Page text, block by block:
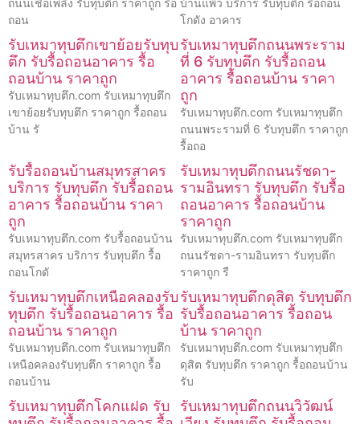
ถอน
โกดัง อาคาร
รับเหมาทุบตึกเขาย้อยรับทุบ
ตึก รับรื้อถอนอาคาร รื้อ
ถอนบ้าน ราคาถูก
รับเหมาทุบตึก.com รับเหมาทุบตึก
เขาย้อยรับทุบตึก ราคาถูก รื้อถอน
บ้าน รั
รับเหมาทุบตึกถนนพระราม
ที่ 6 รับทุบตึก รับรื้อถอน
อาคาร รื้อถอนบ้าน ราคา
ถูก
รับเหมาทุบตึก.com รับเหมาทุบตึก
ถนนพระรามที่ 6 รับทุบตึก ราคาถูก
รื้อถอ
รับรื้อถอนบ้านสมุทรสาคร
บริการ รับทุบตึก รับรื้อถอน
อาคาร รื้อถอนบ้าน ราคา
ถูก
รับเหมาทุบตึก.com รับรื้อถอนบ้าน
สมุทรสาคร บริการ รับทุบตึก รื้อ
ถอนโกดั
รับเหมาทุบตึกถนนรัชดา-
รามอินทรา รับทุบตึก รับรื้อ
ถอนอาคาร รื้อถอนบ้าน
ราคาถูก
รับเหมาทุบตึก.com รับเหมาทุบตึก
ถนนรัชดา-รามอินทรา รับทุบตึก
ราคาถูก รื
รับเหมาทุบตึกเหนือคลองรับ
ทุบตึก รับรื้อถอนอาคาร รื้อ
ถอนบ้าน ราคาถูก
รับเหมาทุบตึก.com รับเหมาทุบตึก
เหนือคลองรับทุบตึก ราคาถูก รื้อ
ถอนบ้าน
รับเหมาทุบตึกดุสิต รับทุบตึก
รับรื้อถอนอาคาร รื้อถอน
บ้าน ราคาถูก
รับเหมาทุบตึก.com รับเหมาทุบตึก
ดุสิต รับทุบตึก ราคาถูก รื้อถอนบ้าน
รับ
รับเหมาทุบตึกโคกแฝด รับ
รับเหมาทุบตึกถนนวิวัฒน์